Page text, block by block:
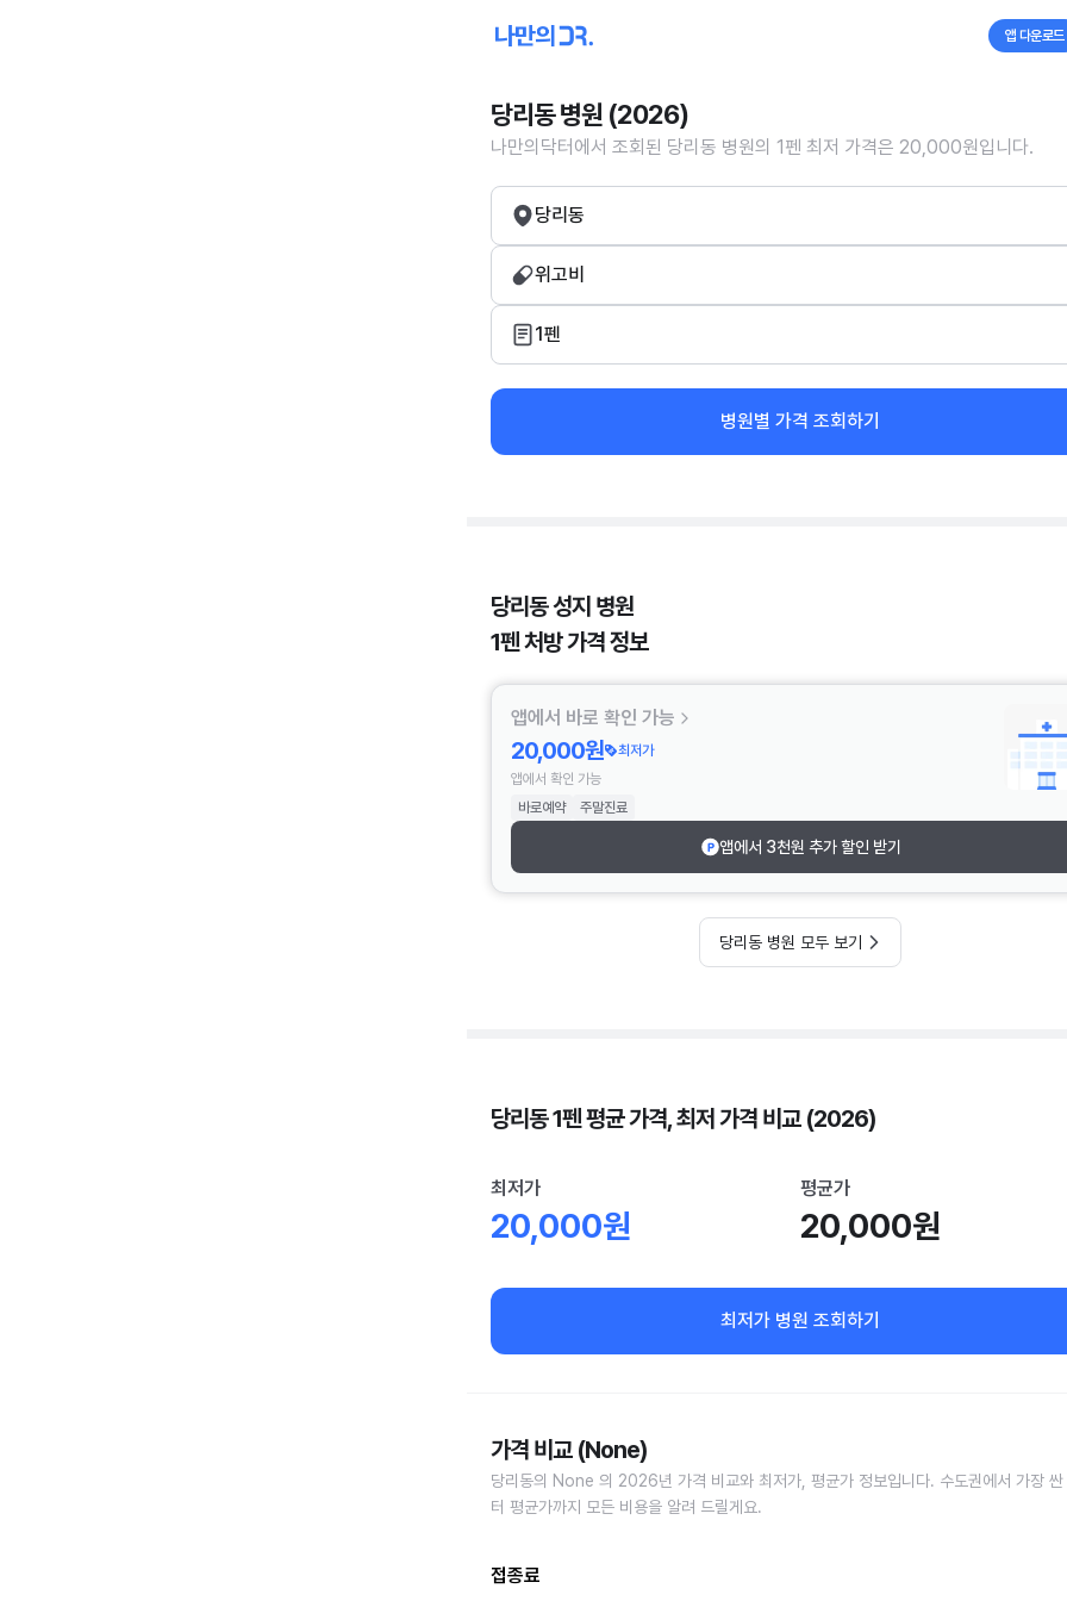
앱 다운로드
당리동 병원 (2026)
나만의닥터에서 조회된 당리동 병원의 1펜 최저 가격은 20,000원입니다.
당리동
위고비
1펜
병원별 가격 조회하기
당리동 성지 병원
1펜 처방 가격 정보
앱에서 바로 확인 가능
20,000원
최저가
앱에서 확인 가능
바로예약
주말진료
앱에서 3천원 추가 할인 받기
당리동 병원 모두 보기
당리동 1펜 평균 가격, 최저 가격 비교 (2026)
최저가
20,000원
평균가
20,000원
최저가 병원 조회하기
가격 비교 (None)
당리동의 None 의 2026년 가격 비교와 최저가, 평균가 정보입니다. 수도권에서 가장 싼
터 평균가까지 모든 비용을 알려 드릴게요.
접종료